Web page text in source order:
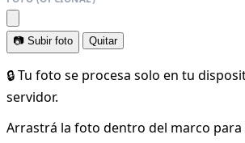
📷 Subir foto Quitar
🔒 Tu foto se procesa solo en tu
servidor.
Arrastrá la foto dentro del marco para